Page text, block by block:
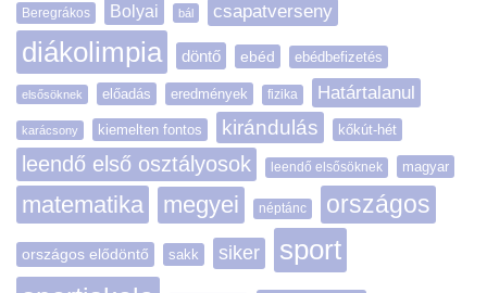
Beregrákos Bolyai bál csapatverseny
diákolimpia döntő ebéd ebédbefizetés
elsősöknek előadás eredmények fizika Határtalanul
karácsony kiemelten fontos kirándulás kőkút-hét
leendő első osztályosok leendő elsősöknek magyar
matematika megyei néptánc országos
országos elődöntő sakk siker sport